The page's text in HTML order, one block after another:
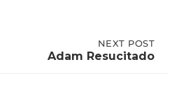
POST:
NEXT POST
Adam Resucitado